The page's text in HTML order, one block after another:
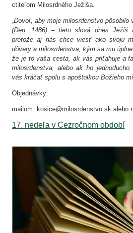
ctiteľom Milosrdného Ježiša.
„Dovoľ, aby moje milosrdenstvo pôsobilo
(Den. 1486) – tieto slová dnes Ježiš
pretože aj nás chce viesť ako svoju
dôvery a milosrdenstva, kým sa mu
že je to vaša cesta, ak vás priťahuje a
milosrdenstva, alebo ak ho
vás kráčať spolu s apoštolkou Božieho
Objednávky:
mailom: kosice@milosrdenstvo.sk alebo
17. nedeľa v Cezročnom období